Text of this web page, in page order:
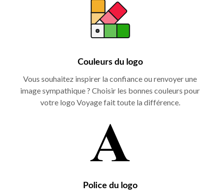
Couleurs du logo
Vous souhaitez inspirer la confiance ou renvoyer une
image sympathique ? Choisir les bonnes couleurs pour
votre logo Voyage fait toute la différence.
Police du logo